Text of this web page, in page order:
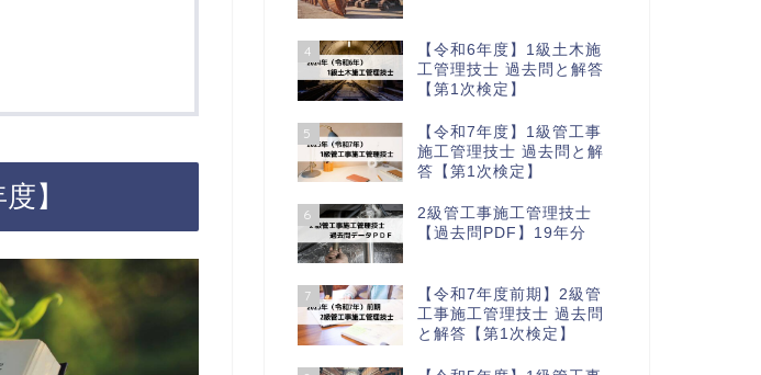
】
4
【令和6年度】1級土木施
工管理技士 過去問と解答
【第1次検定】
5
【令和7年度】1級管工事
施工管理技士 過去問と解
答【第1次検定】
6
2級管工事施工管理技士
【過去問PDF】19年分
7
【令和7年度前期】2級管
工事施工管理技士 過去問
と解答【第1次検定】